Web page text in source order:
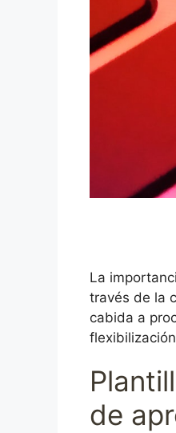
La
través de la
cabida a
de